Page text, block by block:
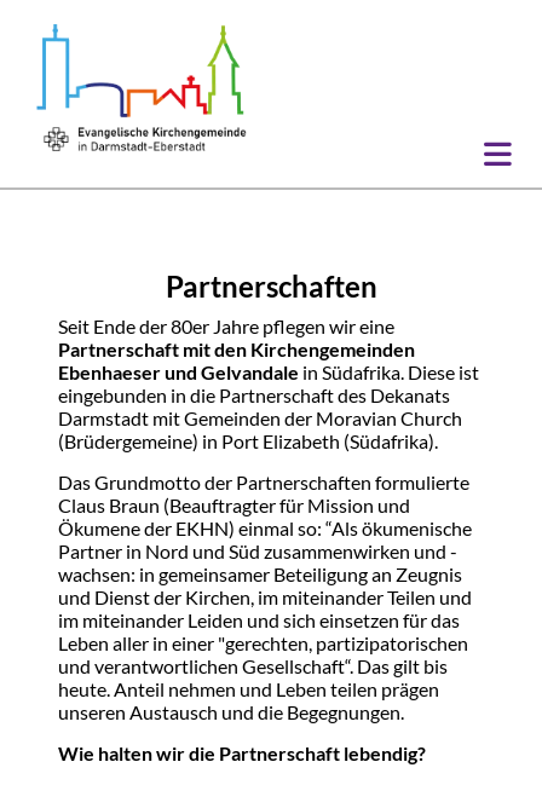
Partnerschaften
Seit Ende der 80er Jahre pflegen wir eine
Partnerschaft mit den Kirchengemeinden
Ebenhaeser und Gelvandale in Südafrika. Diese ist
eingebunden in die Partnerschaft des Dekanats
Darmstadt mit Gemeinden der Moravian Church
(Brüdergemeine) in Port Elizabeth (Südafrika).
Das Grundmotto der Partnerschaften formulierte
Claus Braun (Beauftragter für Mission und
Ökumene der EKHN) einmal so: “Als ökumenische
Partner in Nord und Süd zusammenwirken und -
wachsen: in gemeinsamer Beteiligung an Zeugnis
und Dienst der Kirchen, im miteinander Teilen und
im miteinander Leiden und sich einsetzen für das
Leben aller in einer "gerechten, partizipatorischen
und verantwortlichen Gesellschaft“. Das gilt bis
heute. Anteil nehmen und Leben teilen prägen
unseren Austausch und die Begegnungen.
Wie halten wir die Partnerschaft lebendig?